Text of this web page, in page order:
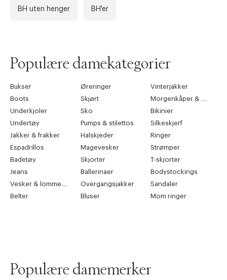
BH uten henger BH'er
Populære damekategorier
Bukser Øreringer
Vinterjakker
Boots
Skjørt
Morgenkåper & kimonoer
Underkjoler
Sko
Bikinier
Undertøy
Pumps & stilettos
Silkeskjerf
Jakker & frakker
Halskjeder
Ringer
Espadrillos
Magevesker
Strømper
Badetøy
Skjorter
T-skjorter
Jeans
Ballerinaer
Bodystockings
Vesker & lommebøker
Overgangsjakker
Sandaler
Belter
Bluser Mom ringer
Populære damemerker